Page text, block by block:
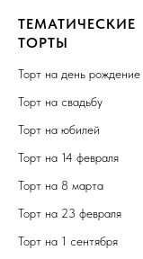
ТЕМАТИЧЕСКИЕ
ТОРТЫ
Торт на день рождение
Торт на свадьбу
Торт на юбилей
Торт на 14 февраля
Торт на 8 марта
Торт на 23 февраля
Торт на 1 сентября